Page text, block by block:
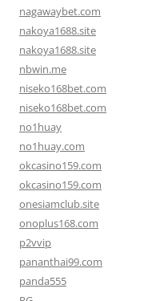
nagawaybet.com
nakoya1688.site
nakoya1688.site
nbwin.me
niseko168bet.com
niseko168bet.com
no1huay
no1huay.com
okcasino159.com
okcasino159.com
onesiamclub.site
onoplus168.com
p2vvip
pananthai99.com
panda555